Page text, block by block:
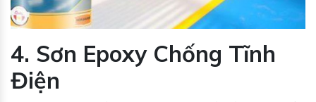
4. Sơn Epoxy Chống Tĩnh
Điện